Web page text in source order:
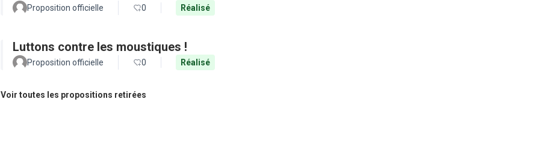
Proposition officielle 0 Réalisé
Luttons contre les moustiques !
Proposition officielle 0 Réalisé
Voir toutes les propositions retirées